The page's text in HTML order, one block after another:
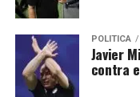
POLITICA
Javier
contra